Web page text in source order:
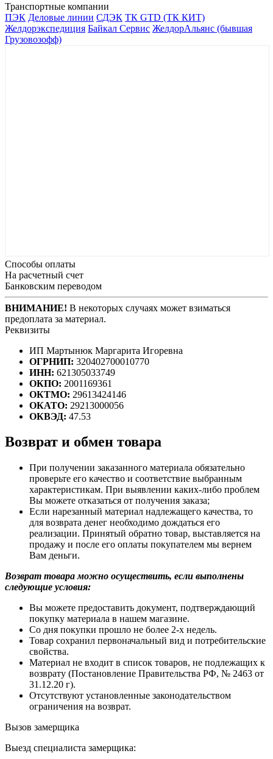
Транспортные компании
ПЭК Деловые линии СДЭК ТК GTD (ТК КИТ)
Желдорэкспедиция Байкал Сервис ЖелдорАльянс (бывшая
Грузовозофф)
Способы оплаты
На расчетный счет
Банковским переводом
ВНИМАНИЕ! В некоторых случаях может взиматься
предоплата за материал.
Реквизиты
ИП Мартынюк Маргарита Игоревна
ОГРНИП: 320402700010770
ИНН: 621305033749
ОКПО: 2001169361
ОКТМО: 29613424146
ОКАТО: 29213000056
ОКВЭД: 47.53
Возврат и обмен товара
При получении заказанного материала обязательно
проверьте его качество и соответствие выбранным
характеристикам. При выявлении каких-либо проблем
Вы можете отказаться от получения заказа;
Если нарезанный материал надлежащего качества, то
для возврата денег необходимо дождаться его
реализации. Принятый обратно товар, выставляется на
продажу и после его оплаты покупателем мы вернем
Вам деньги.
Возврат товара можно осуществить, если выполнены
следующие условия:
Вы можете предоставить документ, подтверждающий
покупку материала в нашем магазине.
Со дня покупки прошло не более 2-х недель.
Товар сохранил первоначальный вид и потребительские
свойства.
Материал не входит в список товаров, не подлежащих к
возврату (Постановление Правительства РФ, № 2463 от
31.12.20 г).
Отсутствуют установленные законодательством
ограничения на возврат.
Вызов замерщика
Выезд специалиста замерщика: